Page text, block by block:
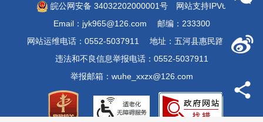
皖公网安备 34032202000001号
网站支持IPV6
Email：jyk965@126.com
邮编：233300
网站运维电话：0552-5037911
地址：五河县惠民路8号
违法和不良信息举报电话：0552-5037911
举报邮箱：wuhe_xxzx@126.com